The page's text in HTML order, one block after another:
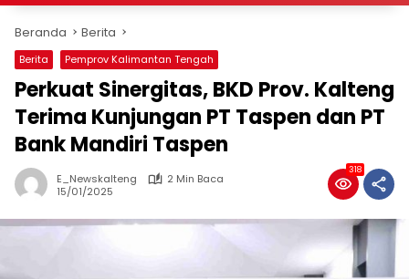
Beranda Berita
Berita Pemprov Kalimantan Tengah
Perkuat Sinergitas, BKD Prov. Kalteng
Terima Kunjungan PT Taspen dan PT
Bank Mandiri Taspen
E_Newskalteng
2 Min Baca
15/01/2025
318